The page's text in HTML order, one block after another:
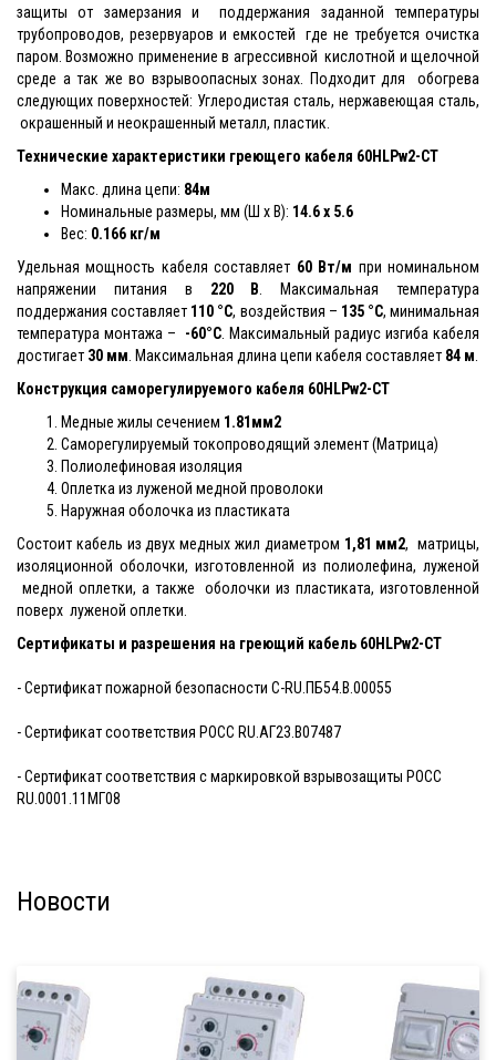
защиты от замерзания и поддержания заданной температуры
трубопроводов, резервуаров и емкостей где не требуется очистка
паром. Возможно применение в агрессивной кислотной и щелочной
среде а так же во взрывоопасных зонах. Подходит для обогрева
следующих поверхностей: Углеродистая сталь, нержавеющая сталь,
окрашенный и неокрашенный металл, пластик.
Технические характеристики греющего кабеля 60HLPw2-CT
Макс. длина цепи: 84м
Номинальные размеры, мм (Ш x В): 14.6 x 5.6
Вес: 0.166 кг/м
Удельная мощность кабеля составляет 60 Вт/м при номинальном
напряжении питания в 220 В . Максимальная температура
поддержания составляет 110 °С, воздействия – 135 °С, минимальная
температура монтажа – -60°С . Максимальный радиус изгиба кабеля
достигает 30 мм . Максимальная длина цепи кабеля составляет 84 м
Конструкция саморегулируемого кабеля 60HLPw2-CT
Медные жилы сечением 1.81мм2
Саморегулируемый токопроводящий элемент (Матрица)
Полиолефиновая изоляция
Оплетка из луженой медной проволоки
Наружная оболочка из пластиката
Состоит кабель из двух медных жил диаметром 1,81 мм2, матрицы,
изоляционной оболочки, изготовленной из полиолефина, луженой
медной оплетки, а также оболочки из пластиката, изготовленной
поверх луженой оплетки.
Сертификаты и разрешения на греющий кабель 60HLPw2-CT
- Сертификат пожарной безопасности C-RU.ПБ54.В.00055
- Сертификат соответствия РОСС RU.АГ23.В07487
- Сертификат соответствия с маркировкой взрывозащиты PОСС
RU.0001.11МГ08
Новости